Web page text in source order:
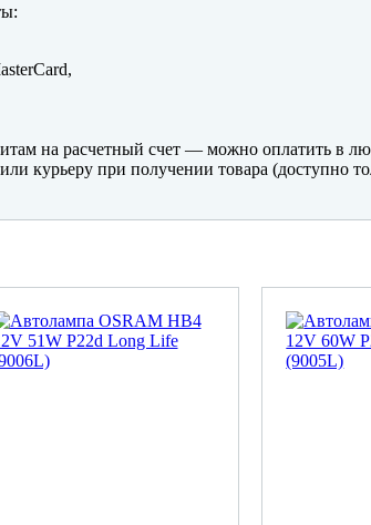
на расчетный счет — можно оплатить в
курьеру при получении товара (доступно